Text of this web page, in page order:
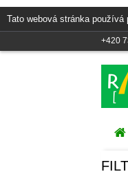
Tato webová stránka
+420